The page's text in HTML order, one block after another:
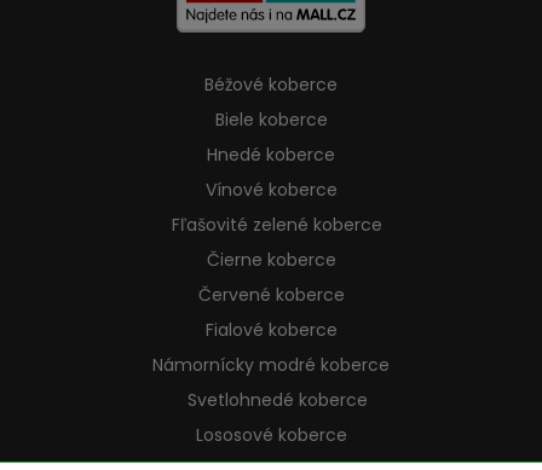
Béžové koberce
Biele koberce
Hnedé koberce
Vínové koberce
Fľašovité zelené koberce
Čierne koberce
Červené koberce
Fialové koberce
Námornícky modré koberce
Svetlohnedé koberce
Lososové koberce